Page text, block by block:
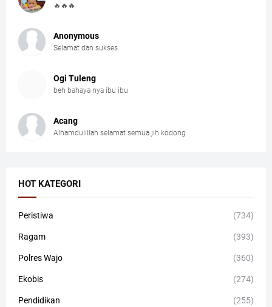
🔥🔥🔥
Anonymous
Selamat dan sukses.
Ogi Tuleng
beh bahaya nya ibu ibu
Acang
Alhamdulillah selamat semua jih kodong
HOT KATEGORI
Peristiwa (734)
Ragam (393)
Polres Wajo (360)
Ekobis (274)
Pendidikan (255)